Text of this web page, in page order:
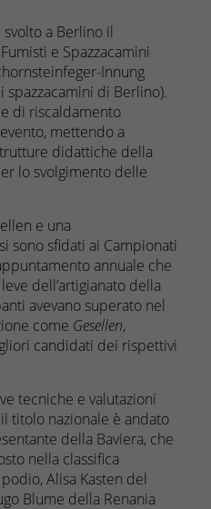
a Berlino il
e Spazzacamini
Innung
di Berlino).
di riscaldamento
mettendo a
didattiche della
lo svolgimento delle
e una
sono sfidati ai Campionati
annuale che
dell’artigianato della
avevano superato nel
come Gesellen,
candidati dei rispettivi
tecniche e valutazioni
titolo nazionale è andato
della Baviera, che
nella classifica
Alisa Kasten del
Blume della Renania